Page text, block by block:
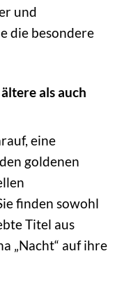
und
die besondere
als auch
eine
goldenen
finden sowohl
Titel aus
„Nacht“ auf ihre